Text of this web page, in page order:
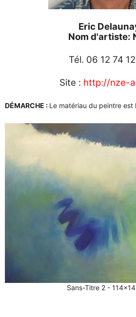
Eric
Nom d'artiste:
Tél. 06 12 74
Site : http://nze-
DÉMARCHE : Le matériau du peintre est
Sans-Titre 2 -